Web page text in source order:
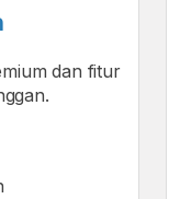
dan fitur